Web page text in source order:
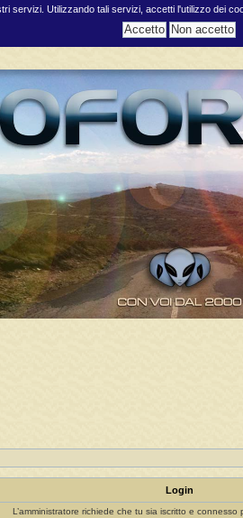
servizi. Utilizzando tali servizi, accetti l'utilizzo dei
Login
L’amministratore richiede che tu sia iscritto e